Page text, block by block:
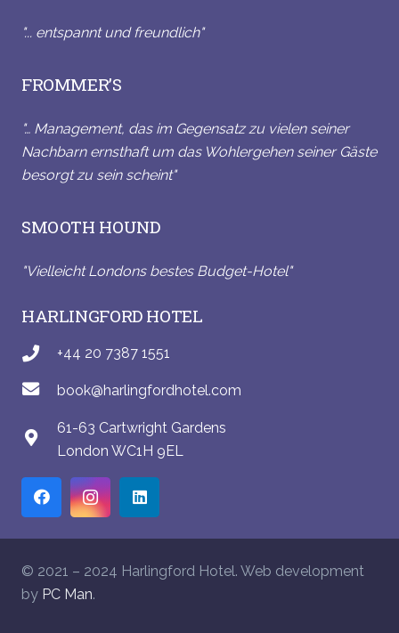
"... entspannt und freundlich"
FROMMER’S
"… Management, das im Gegensatz zu vielen seiner
Nachbarn ernsthaft um das Wohlergehen seiner Gäste
besorgt zu sein scheint"
SMOOTH HOUND
"Vielleicht Londons bestes Budget-Hotel"
HARLINGFORD HOTEL
+44 20 7387 1551
book@harlingfordhotel.com
61-63 Cartwright Gardens
London WC1H 9EL
© 2021 – 2024 Harlingford Hotel. Web development
by PC Man.